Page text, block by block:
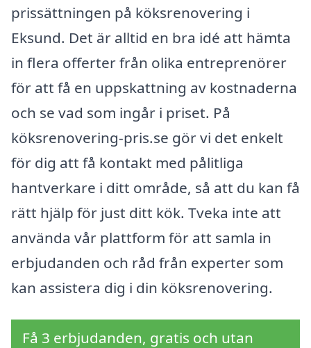
prissättningen på köksrenovering i
Eksund. Det är alltid en bra idé att hämta
in flera offerter från olika entreprenörer
för att få en uppskattning av kostnaderna
och se vad som ingår i priset. På
köksrenovering-pris.se gör vi det enkelt
för dig att få kontakt med pålitliga
hantverkare i ditt område, så att du kan få
rätt hjälp för just ditt kök. Tveka inte att
använda vår plattform för att samla in
erbjudanden och råd från experter som
kan assistera dig i din köksrenovering.
Få 3 erbjudanden, gratis och utan